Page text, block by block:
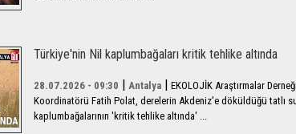
Türkiye'nin Nil kaplumbağaları kritik tehlike altında
28.07.2026 - 09:30 | Antalya | EKOLOJİK Araştırmalar
Koordinatörü Fatih Polat, derelerin Akdeniz'e döküldüğü tatlı
kaplumbağalarının 'kritik tehlike altında' ...